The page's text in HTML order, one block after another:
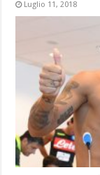
Luglio 11, 2018